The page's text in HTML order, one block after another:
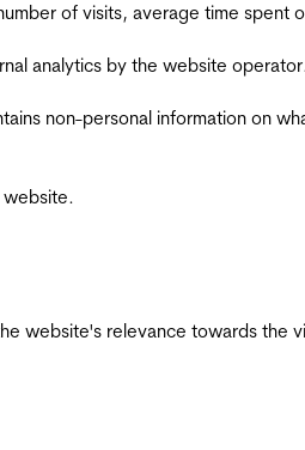
of visits, average time spent
analytics by the website
non-personal information on
website.
website's relevance towards